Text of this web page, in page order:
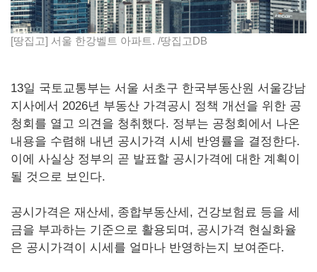
[땅집고] 서울 한강벨트 아파트. /땅집고DB
13일 국토교통부는 서울 서초구 한국부동산원 서울강남
지사에서 2026년 부동산 가격공시 정책 개선을 위한 공
청회를 열고 의견을 청취했다. 정부는 공청회에서 나온
내용을 수렴해 내년 공시가격 시세 반영률을 결정한다.
이에 사실상 정부의 곧 발표할 공시가격에 대한 계획이
될 것으로 보인다.
공시가격은 재산세, 종합부동산세, 건강보험료 등을 세
금을 부과하는 기준으로 활용되며, 공시가격 현실화율
은 공시가격이 시세를 얼마나 반영하는지 보여준다.